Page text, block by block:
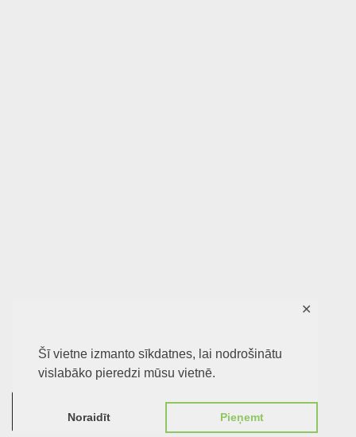
Šī vietne izmanto sīkdatnes, lai nodrošinātu
vislabāko pieredzi mūsu vietnē.
Noraidīt Pieņemt
✕